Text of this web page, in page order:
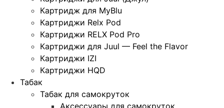
Картридж для MyBlu
Картриджи Relx Pod
Картриджи RELX Pod Pro
Картриджи для Juul — Feel the Flavor
Картриджи IZI
Картриджи HQD
Табак
Табак для самокруток
Аксессуары для самокруток